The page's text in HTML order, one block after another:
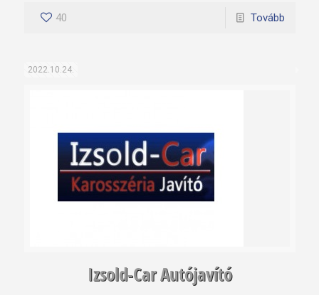
40 Tovább
2022.10.24.
Izsold-Car Autójavító